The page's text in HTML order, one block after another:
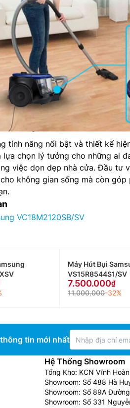
tính năng nổi bật và thiết kế
lựa chọn lý tưởng cho những ai
việc dọn dẹp nhà cửa. Đầu tư
không gian sống mà còn
VC18M2120SB/SV
Máy Hút Bụi
VS15R8544S1/SV
7.500.000
11.000.000-32%
tin mới nhất
Hệ Thống Showroom
Tổng Kho: KCN Vĩnh
Showroom: Số 488 Hà
Showroom: Số 89A
Showroom: Số 331